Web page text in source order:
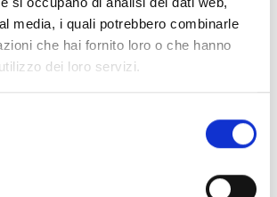
media, i quali potrebbero combinarle
che hai fornito loro o che hanno
dei loro servizi.
di ricevere le chiamate anche
Il nuovo design made in Italy
esterna, l’aggancio rapido e la
22.06garantiscono comfort e
fascia di prezzo, è il primo a offrire